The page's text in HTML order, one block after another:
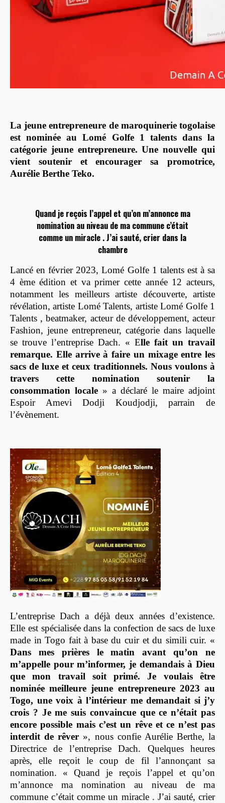
La jeune entrepreneure de maroquinerie togolaise
est nominée au Lomé Golfe 1 talents dans la
catégorie jeune entrepreneure. Une nouvelle qui
vient soutenir et encourager sa promotrice,
Aurélie Berthe Teko.
Quand je reçois l’appel et qu’on m’annonce ma
nomination au niveau de ma commune c’était
comme un miracle . J’ai sauté, crier dans la
chambre
Lancé en février 2023, Lomé Golfe 1 talents est à sa
4 ème édition et va primer cette année 12 acteurs,
notamment les meilleurs artiste découverte, artiste
révélation, artiste Lomé Talents, artiste Lomé Golfe 1
Talents , beatmaker, acteur de développement, acteur
Fashion, jeune entrepreneur, catégorie dans laquelle
se trouve l’entreprise Dach. « Elle fait un travail
remarque. Elle arrive à faire un mixage entre les
sacs de luxe et ceux traditionnels. Nous voulons à
travers cette nomination soutenir la
consommation locale » a déclaré le maire adjoint
Espoir Amevi Dodji Koudjodji, parrain de
l’évènement.
L’entreprise Dach a déjà deux années d’existence.
Elle est spécialisée dans la confection de sacs de luxe
made in Togo fait à base du cuir et du simili cuir. «
Dans mes prières le matin avant qu’on ne
m’appelle pour m’informer, je demandais à Dieu
que mon travail soit primé. Je voulais être
nominée meilleure jeune entrepreneure 2023 au
Togo, une voix à l’intérieur me demandait si j’y
crois ? Je me suis convaincue que ce n’était pas
encore possible mais c’est un rêve et ce n’est pas
interdit de rêver », nous confie Aurélie Berthe, la
Directrice de l’entreprise Dach. Quelques heures
après, elle reçoit le coup de fil l’annonçant sa
nomination. « Quand je reçois l’appel et qu’on
m’annonce ma nomination au niveau de ma
commune c’était comme un miracle . J’ai sauté, crier